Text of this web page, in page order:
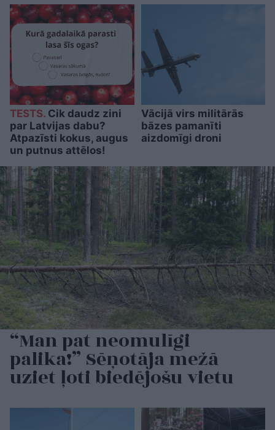
TESTS. Cik daudz zini
par Latvijas dabu?
Atpazīsti kokus, augus
un putnus attēlos!
Vācijā virs militārās
bāzes pamanīti
aizdomīgi droni
“Man pat neomulīgi
palika!” Sēņotāja mežā
uziet ļoti biedējošu vietu